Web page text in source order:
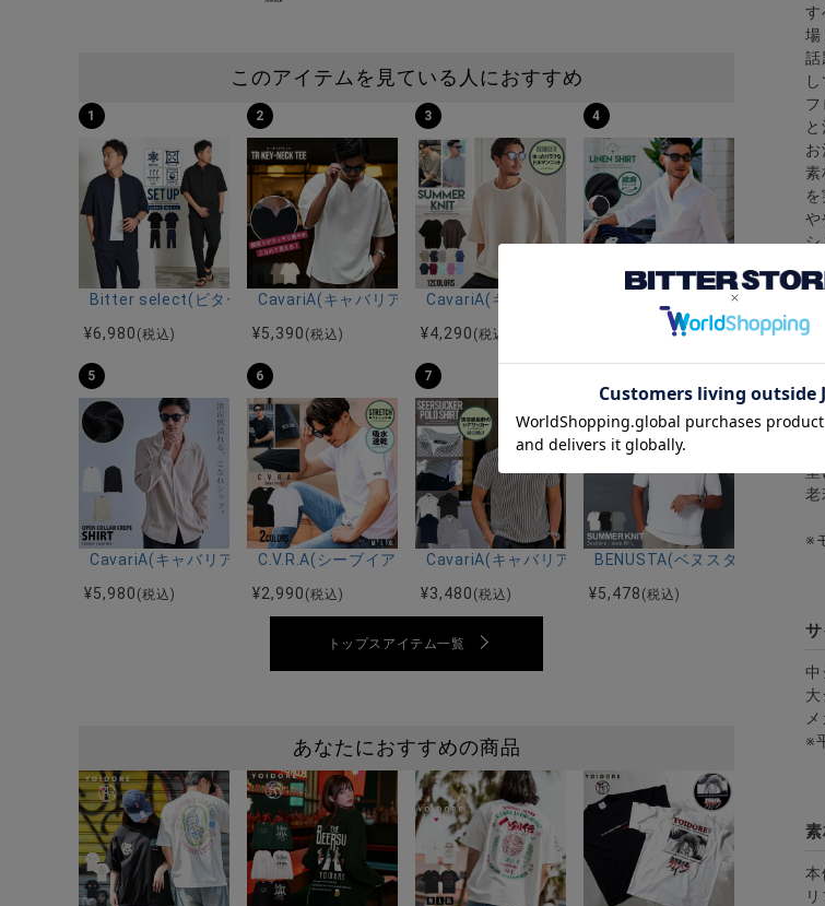
このアイテムを見ている人におすすめ
1
Bitter select(ビターセレクト)接触冷感スーパーストレッチバンドカラー半袖シャツ＆イージーパンツ
¥6,980 (税込)
2
CavariA(キャバリア)キーネック半袖Tシャツ/全4色
¥5,390 (税込)
3
CavariA(キャバリア)12Gミラノリブクルーネックドル
¥4,290 (税込)
4
CavariA(キャバリア)コットン
(税込)
5
CavariA(キャバリア)オープンカラー楊柳シャツ/全3色
¥5,980 (税込)
6
C.V.R.A(シーブイアールエー)吸水速乾コットンタッチクルーネック半袖Tシャ
¥2,990 (税込)
7
CavariA(キャバリア)ワイヤー入りイタリアンカラー半
¥3,480 (税込)
BENUSTA(ベヌスタ)クルーネ
¥5,478 (税込)
トップスアイテム一覧
あなたにおすすめの商品
す
場
話
素
を
や
シ
カ
全
お
型
老
※
※
本